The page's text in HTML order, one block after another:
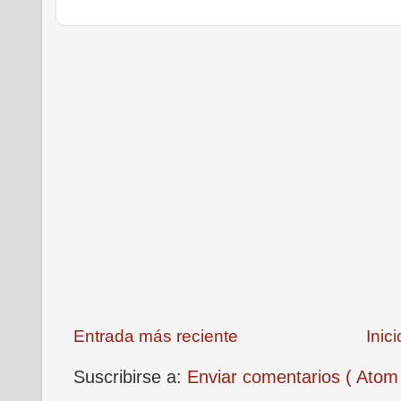
Entrada más reciente
Suscribirse a: Enviar comentarios (